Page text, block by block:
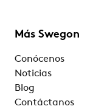
Más Swegon
Conócenos
Noticias
Blog
Contáctanos